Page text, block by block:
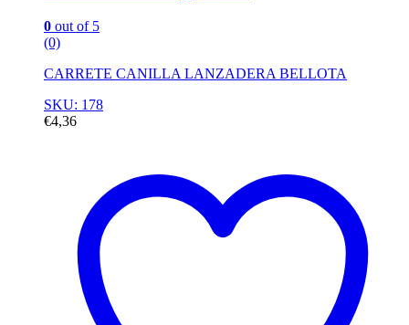
0 out of 5
(0)
CARRETE CANILLA LANZADERA BELLOTA
SKU: 178
€4,36